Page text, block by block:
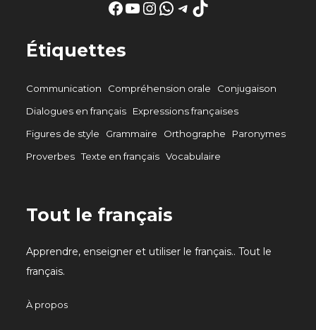
Facebook
YouTube
Instagram
WhatsApp
Telegram
TikTok
Étiquettes
Communication Compréhension orale
Conjugaison
Dialogues en français
Expressions françaises
Figures de style
Grammaire Orthographe
Paronymes
Proverbes Texte en français Vocabulaire
Tout le français
Apprendre, enseigner et utiliser le français.. Tout le
français.
À propos